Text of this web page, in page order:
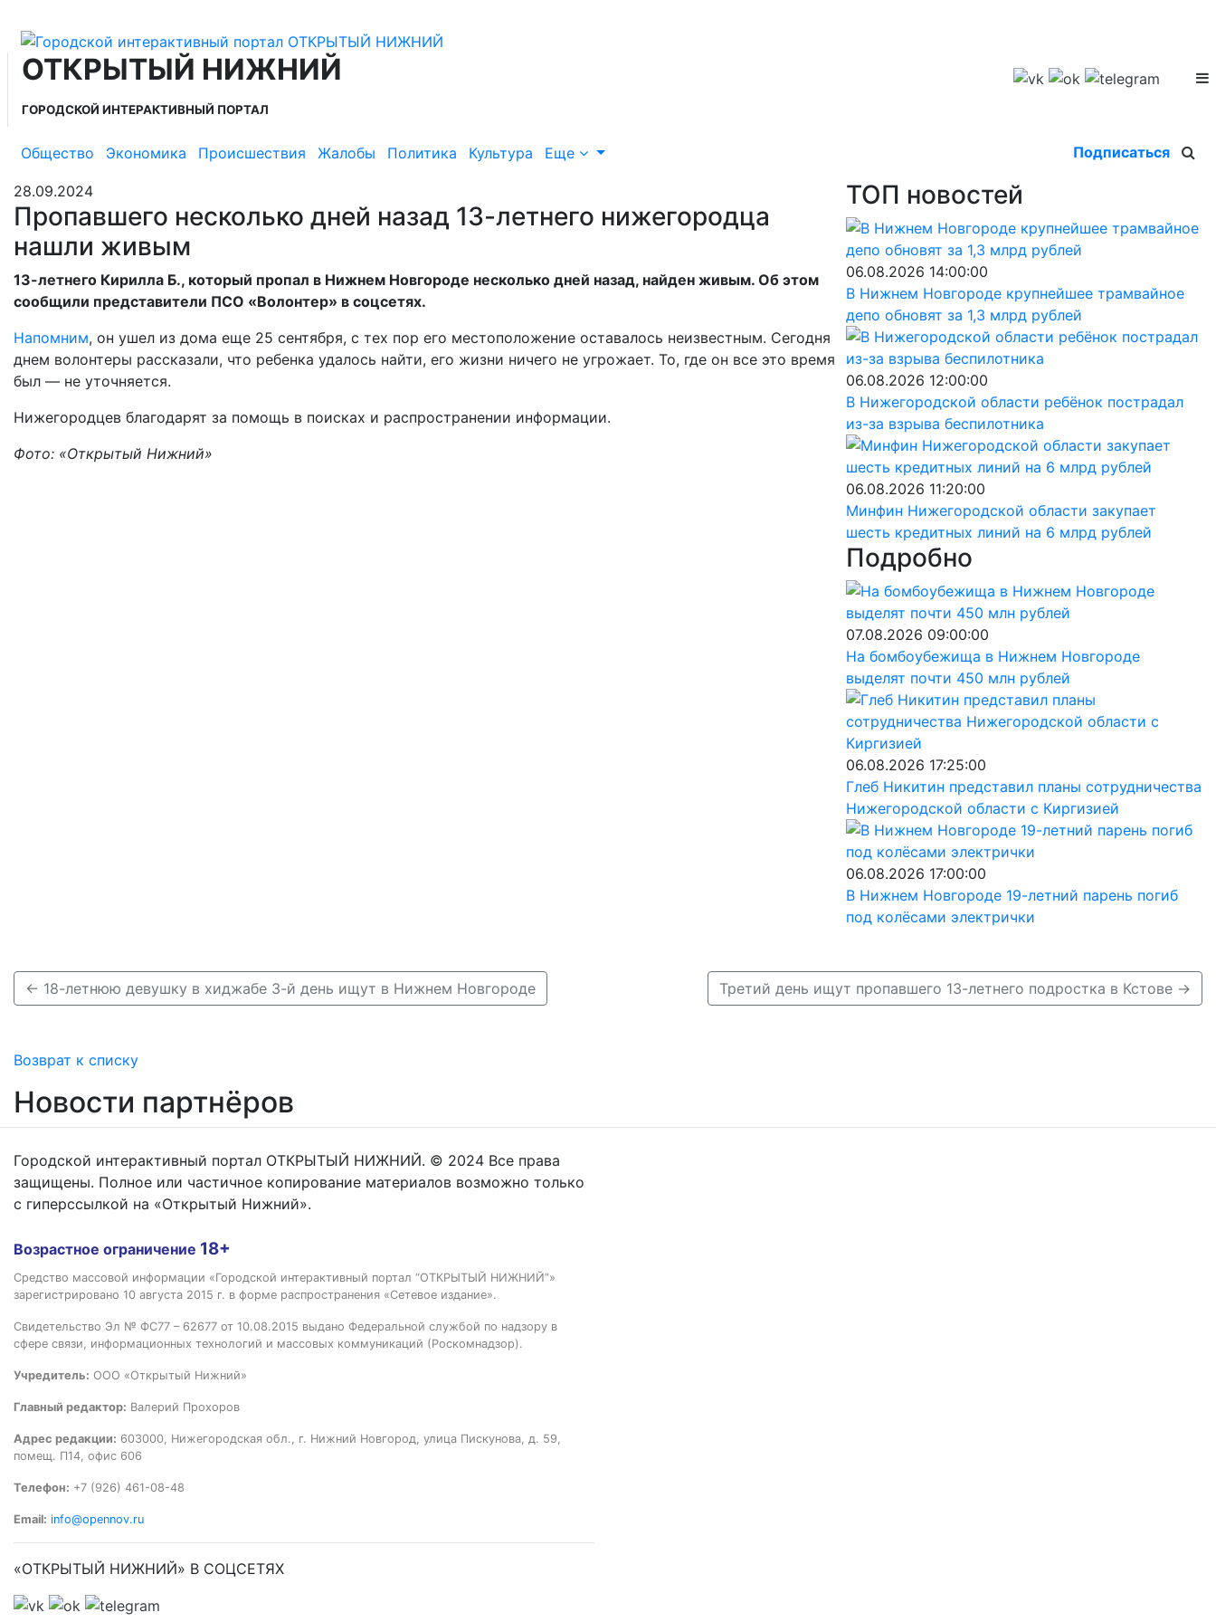
ОТКРЫТЫЙ НИЖНИЙ
ГОРОДСКОЙ ИНТЕРАКТИВНЫЙ ПОРТАЛ
Общество Экономика Происшествия Жалобы Политика Культура Еще Подписаться
28.09.2024
Пропавшего несколько дней назад 13-летнего нижегородца
нашли живым
13-летнего Кирилла Б., который пропал в Нижнем Новгороде несколько дней назад, найден живым. Об этом
сообщили представители ПСО «Волонтер» в соцсетях.
Напомним, он ушел из дома еще 25 сентября, с тех пор его местоположение оставалось неизвестным. Сегодня
днем волонтеры рассказали, что ребенка удалось найти, его жизни ничего не угрожает. То, где он все это время
был — не уточняется.
Нижегородцев благодарят за помощь в поисках и распространении информации.
Фото: «Открытый Нижний»
ТОП новостей
06.08.2026 14:00:00
В Нижнем Новгороде крупнейшее трамвайное
депо обновят за 1,3 млрд рублей
06.08.2026 12:00:00
В Нижегородской области ребёнок пострадал
из-за взрыва беспилотника
06.08.2026 11:20:00
Минфин Нижегородской области закупает
шесть кредитных линий на 6 млрд рублей
Подробно
07.08.2026 09:00:00
На бомбоубежища в Нижнем Новгороде
выделят почти 450 млн рублей
06.08.2026 17:25:00
Глеб Никитин представил планы сотрудничества
Нижегородской области с Киргизией
06.08.2026 17:00:00
В Нижнем Новгороде 19-летний парень погиб
под колёсами электрички
← 18-летнюю девушку в хиджабе 3-й день ищут в Нижнем Новгороде Третий день ищут пропавшего 13-летнего подростка в Кстове →
Возврат к списку
Новости партнёров
Городской интерактивный портал ОТКРЫТЫЙ НИЖНИЙ. © 2024 Все права
защищены. Полное или частичное копирование материалов возможно только
с гиперссылкой на «Открытый Нижний».
Возрастное ограничение 18+
Средство массовой информации «Городской интерактивный портал “ОТКРЫТЫЙ НИЖНИЙ”»
зарегистрировано 10 августа 2015 г. в форме распространения «Сетевое издание».
Свидетельство Эл № ФС77 – 62677 от 10.08.2015 выдано Федеральной службой по надзору в
сфере связи, информационных технологий и массовых коммуникаций (Роскомнадзор).
Учредитель: ООО «Открытый Нижний»
Главный редактор: Валерий Прохоров
Адрес редакции: 603000, Нижегородская обл., г. Нижний Новгород, улица Пискунова, д. 59,
помещ. П14, офис 606
Телефон: +7 (926) 461-08-48
Email: info@opennov.ru
«ОТКРЫТЫЙ НИЖНИЙ» В СОЦСЕТЯХ